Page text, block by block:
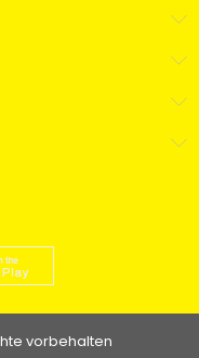
vorbehalten